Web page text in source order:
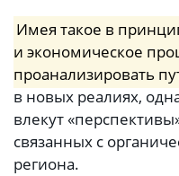
Имея такое в
и экономическое
проанализировать
в новых реалиях,
влекут
связанных с
региона.